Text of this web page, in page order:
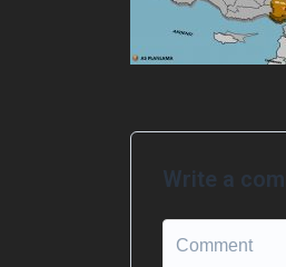
Write a